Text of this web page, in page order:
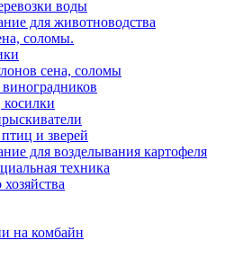
воды
для животноводства
соломы.
сена, соломы
косилки
и зверей
для возделывания картофеля
техника
на комбайн